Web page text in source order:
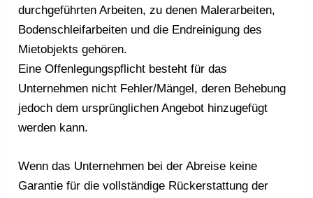
durchgeführten Arbeiten, zu denen Malerarbeiten,
Bodenschleifarbeiten und die Endreinigung des
Mietobjekts gehören.
Eine Offenlegungspflicht besteht für das
Unternehmen nicht Fehler/Mängel, deren Behebung
jedoch dem ursprünglichen Angebot hinzugefügt
werden kann.
Wenn das Unternehmen bei der Abreise keine
Garantie für die vollständige Rückerstattung der